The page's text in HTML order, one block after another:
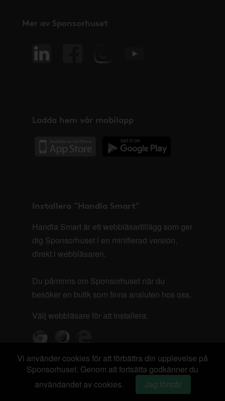
Mer av Sponsorhuset
Ladda hem vår mobilapp
Installera "Handla Smart"
Handla Smart är ett webbläsartillägg som ger
dig Sponsorhuset i en minifierad version,
direkt i webbläsaren.
Du påminns om Sponsorhuset när du
besöker en butik som finns ansluten hos oss.
Välj webbläsare för att installera:
Vi använder cookies för att förbättra din upplevelse på
Sponsorhuset. Genom att fortsätta godkänner du
användandet av cookies.
Jag förstår